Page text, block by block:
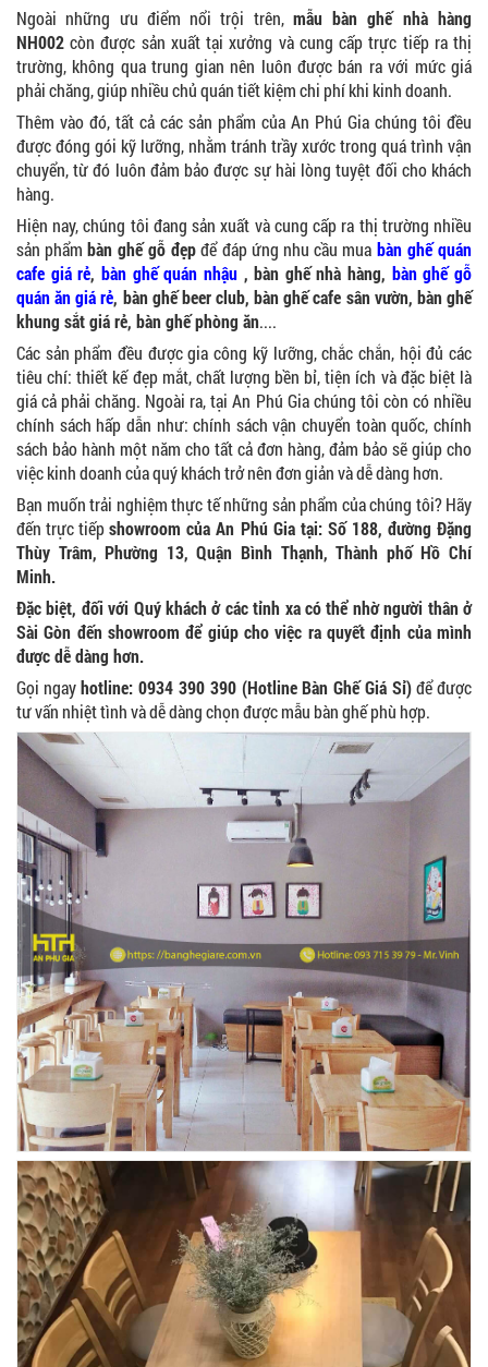
Ngoài những ưu điểm nổi trội trên, mẫu bàn ghế nhà hàng
NH002 còn được sản xuất tại xưởng và cung cấp trực tiếp ra thị
trường, không qua trung gian nên luôn được bán ra với mức giá
phải chăng, giúp nhiều chủ quán tiết kiệm chi phí khi kinh doanh.
Thêm vào đó, tất cả các sản phẩm của An Phú Gia chúng tôi đều
được đóng gói kỹ lưỡng, nhằm tránh trầy xước trong quá trình vận
chuyển, từ đó luôn đảm bảo được sự hài lòng tuyệt đối cho khách
hàng.
Hiện nay, chúng tôi đang sản xuất và cung cấp ra thị trường nhiều
sản phẩmbàn ghế gỗ đẹpđể đáp ứng nhu cầu mua bàn ghế quán
cafe giá rẻ, bàn ghế quán nhậu, bàn ghế nhà hàng, bàn ghế gỗ
quán ăn giá rẻ, bàn ghế beer club, bàn ghế cafe sân vườn, bàn ghế
khung sắt giá rẻ, bàn ghế phòng ăn....
Các sản phẩm đều được gia công kỹ lưỡng, chắc chắn, hội đủ các
tiêu chí: thiết kế đẹp mắt, chất lượng bền bỉ, tiện ích và đặc biệt là
giá cả phải chăng. Ngoài ra, tại An Phú Gia chúng tôi còn có nhiều
chính sách hấp dẫn như: chính sách vận chuyển toàn quốc, chính
sách bảo hành một năm cho tất cả đơn hàng, đảm bảo sẽ giúp cho
việc kinh doanh của quý khách trở nên đơn giản và dễ dàng hơn.
Bạn muốn trải nghiệm thực tế những sản phẩm của chúng tôi? Hãy
đến trực tiếpshowroom của An Phú Gia tại: Số 188, đường Đặng
Thùy Trâm, Phường 13, Quận Bình Thạnh, Thành phố Hồ Chí
Minh.
Đặc biệt, đối với Quý khách ở các tỉnh xa có thể nhờ người thân ở
Sài Gòn đến showroom để giúp cho việc ra quyết định của mình
được dễ dàng hơn.
Gọi ngayhotline: 0934 390 390 (Hotline Bàn Ghế Giá Sỉ)để được
tư vấn nhiệt tình và dễ dàng chọn được mẫu bàn ghế phù hợp.